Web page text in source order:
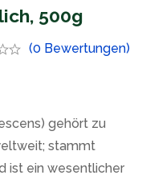
500g
(0 Bewertungen)
gehört zu
stammt
ist ein wesentlicher